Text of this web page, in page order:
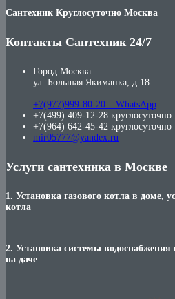
Сантехник Круглосуточно Москва
Контакты Сантехник 24/7
Город Москва
ул. Большая Якиманка, д.18
+7(977)999-80-20 – WhatsApp
+7(499) 409-12-28 круглосуточно
+7(964) 642-45-42 круглосуточно
mir05777@yandex.ru
Услуги сантехника в Москве
1. Установка газового котла в доме,
котла
2. Установка системы
на даче